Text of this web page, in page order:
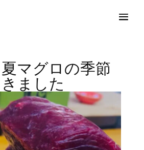
マグロの季節
ました